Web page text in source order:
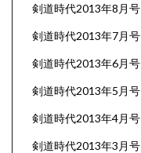
剣道時代2013年8月号
剣道時代2013年7月号
剣道時代2013年6月号
剣道時代2013年5月号
剣道時代2013年4月号
剣道時代2013年3月号